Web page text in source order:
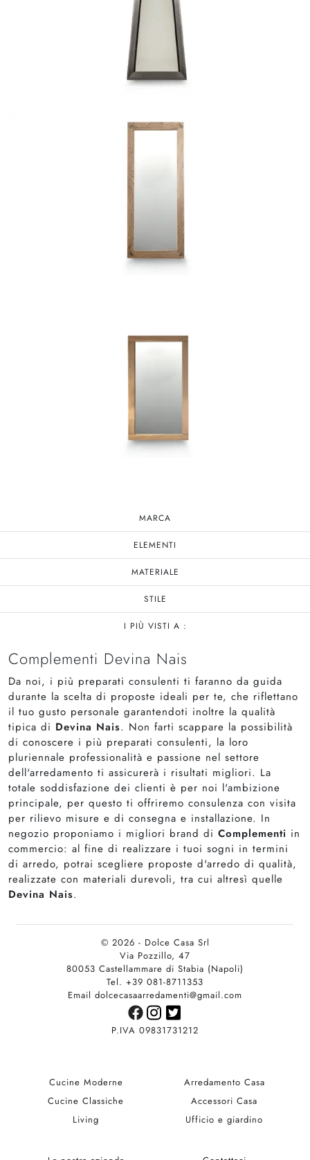
MARCA
ELEMENTI
MATERIALE
STILE
I PIÙ VISTI A :
Complementi Devina Nais
Da noi, i più preparati consulenti ti faranno da guida
durante la scelta di proposte ideali per te, che riflettano
il tuo gusto personale garantendoti inoltre la qualità
tipica di Devina Nais. Non farti scappare la possibilità
di conoscere i più preparati consulenti, la loro
pluriennale professionalità e passione nel settore
dell'arredamento ti assicurerà i risultati migliori. La
totale soddisfazione dei clienti è per noi l'ambizione
principale, per questo ti offriremo consulenza con visita
per rilievo misure e di consegna e installazione. In
negozio proponiamo i migliori brand di Complementi in
commercio: al fine di realizzare i tuoi sogni in termini
di arredo, potrai scegliere proposte d'arredo di qualità,
realizzate con materiali durevoli, tra cui altresì quelle
Devina Nais.
© 2026 - Dolce Casa Srl
Via Pozzillo, 47
80053 Castellammare di Stabia (Napoli)
Tel. +39 081-8711353
Email dolcecasaarredamenti@gmail.com
P.IVA 09831731212
Cucine Moderne
Cucine Classiche
Living
Arredamento Casa
Accessori Casa
Ufficio e giardino